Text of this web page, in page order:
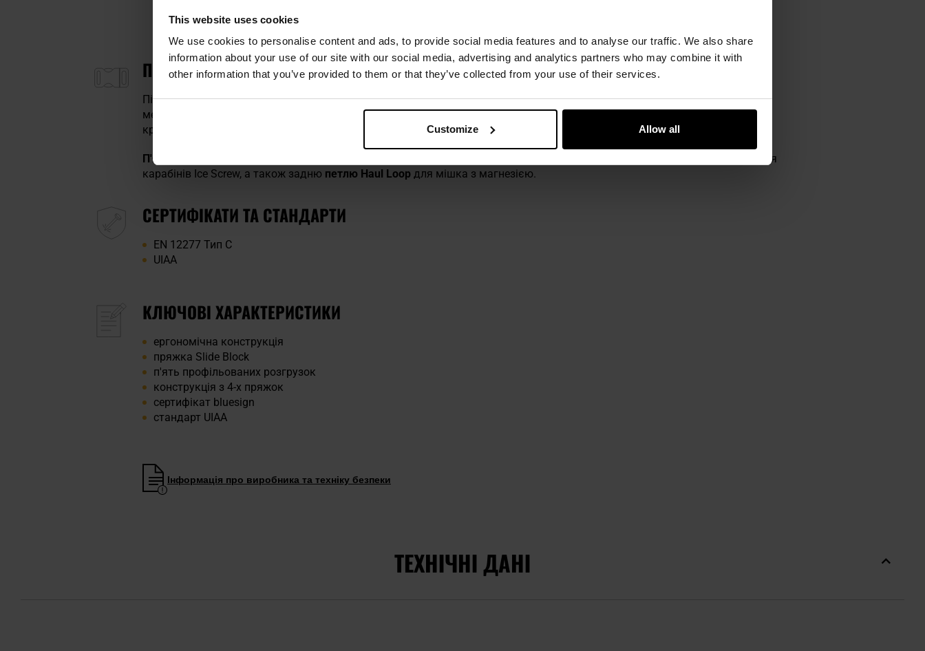
This website uses cookies
We use cookies to personalise content and ads, to provide social media features and to analyse our traffic. We also share
information about your use of our site with our social media, advertising and analytics partners who may combine it with
other information that you’ve provided to them or that they’ve collected from your use of their services.
Customize Allow all
ПРЯЖКИ SLIDE BLOCK
Підлаштування під потреби користувача забезпечує система швидкихпряжок Slide Block. Поясний ремінь у формі
метелика. Рухома стрічка всередині поясного ременя дозволяє відцентрувати кріплення відповідним чином. Точка
кріплення виготовлена зі стійкого до стирання матеріалуDyneema .
П'ять розгрузок
забезпечують зручне розділення спорядження. Страхувальна система також має дві додаткові петлі для
карабінів Ice Screw, а також задню петлю Haul Loop для мішка з магнезією.
СЕРТИФІКАТИ ТА СТАНДАРТИ
EN 12277 Тип C
UIAA
КЛЮЧОВІ ХАРАКТЕРИСТИКИ
ергономічна конструкція
пряжка Slide Block
п'ять профільованих розгрузок
конструкція з 4-х пряжок
сертифікат bluesign
стандарт UIAA
Інформація про виробника та техніку безпеки
ТЕХНІЧНІ ДАНІ